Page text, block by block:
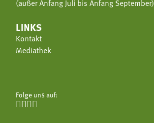
(außer Anfang Juli bis Anfang September)
LINKS
Kontakt
Mediathek
Folge uns auf:
